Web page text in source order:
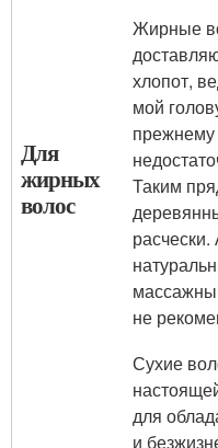
Для
жирных
волос
Жирные
хлопот,
мой
Таким
не
Сухие
для
и